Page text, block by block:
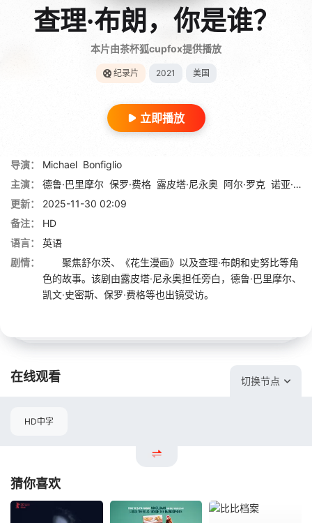
查理·布朗，你是谁？
本片由茶杯狐cupfox提供播放
纪录片 2021 美国
立即播放
导演： Michael Bonfiglio
主演：
德鲁·巴里摩尔 保罗·费格 露皮塔·尼永奥 阿尔·罗克 诺亚·施纳普
更新：
2025-11-30 02:09
备注：
HD
语言：
英语
剧情：
聚焦舒尔茨、《花生漫画》以及查理·布朗和史努比等角
色的故事。该剧由露皮塔·尼永奥担任旁白，德鲁·巴里摩尔、
凯文·史密斯、保罗·费格等也出镜受访。
在线观看 切换节点
HD中字
猜你喜欢